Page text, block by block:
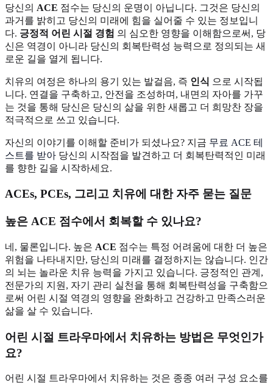
당신의 ACE 점수는 당신의 운명이 아닙니다. 그것은 당신의
과거를 밝히고 당신의 미래에 힘을 실어줄 수 있는 정보입니
다. 긍정적 어린 시절 경험 의 심오한 영향을 이해함으로써, 당
신은 역경이 아니라 당신의 회복탄력성 능력으로 정의되는 새
로운 길을 열게 됩니다.
치유의 여정은 하나의 용기 있는 발걸음, 즉 인식 으로 시작됩
니다. 연결을 구축하고, 안전을 조성하며, 내면의 자아를 가꾸
는 것을 통해 당신은 당신의 삶을 위한 새롭고 더 희망찬 장을
적극적으로 쓰고 있습니다.
자신의 이야기를 이해할 준비가 되셨나요? 지금 무료 ACE 테
스트를 받아 당신의 시작점을 발견하고 더 회복탄력적인 미래
를 향한 길을 시작하세요.
ACEs, PCEs, 그리고 치유에 대한 자주 묻는 질문
높은 ACE 점수에서 회복할 수 있나요?
네, 물론입니다. 높은 ACE 점수는 특정 어려움에 대한 더 높은
위험을 나타내지만, 당신의 미래를 결정하지는 않습니다. 인간
의 뇌는 놀라운 치유 능력을 가지고 있습니다. 긍정적인 관계,
전문가의 지원, 자기 관리 실천을 통해 회복탄력성을 구축함으
로써 어린 시절 역경의 영향을 완화하고 건강하고 만족스러운
삶을 살 수 있습니다.
어린 시절 트라우마에서 치유하는 방법은 무엇인가
요?
어린 시절 트라우마에서 치유하는 것은 종종 여러 구성 요소를